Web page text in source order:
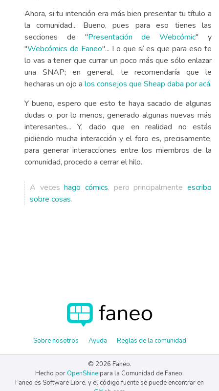
Ahora, si tu intención era más bien presentar tu título a
la comunidad... Bueno, pues para eso tienes las
secciones de "Presentación de Webcómic" y
"Webcómics de Faneo"... Lo que sí es que para eso te
lo vas a tener que currar un poco más que sólo enlazar
una SNAP; en general, te recomendaría que le
hecharas un ojo a los consejos que Sheap daba por acá.
Y bueno, espero que esto te haya sacado de algunas
dudas o, por lo menos, generado algunas nuevas más
interesantes... Y, dado que en realidad no estás
pidiendo mucha interacción y el foro es, precisamente,
para generar interacciones entre los miembros de la
comunidad, procedo a cerrar el hilo.
A veceshago cómics, pero principalmenteescribo
sobre cosas.
Sobre nosotros Ayuda Reglas de la comunidad
© 2026 Faneo.
Hecho por OpenShine para la Comunidad de Faneo.
Faneo es Software Libre, y el código fuente se puede encontrar en